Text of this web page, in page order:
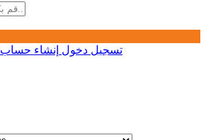
تسجيل دخول إنشاء حساب